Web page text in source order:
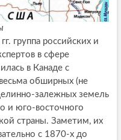
группа российских и
в сфере
в Канаде с
обширных (не
залежных земель
и юго-восточного
страны. Заметим, их
с 1870-х до